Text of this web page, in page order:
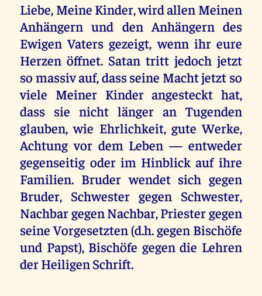
Liebe, Meine Kinder, wird allen Meinen
Anhängern und den Anhängern des
Ewigen Vaters gezeigt, wenn ihr eure
Herzen öffnet. Satan tritt jedoch jetzt
so massiv auf, dass seine Macht jetzt so
viele Meiner Kinder angesteckt hat,
dass sie nicht länger an Tugenden
glauben, wie Ehrlichkeit, gute Werke,
Achtung vor dem Leben — entweder
gegenseitig oder im Hinblick auf ihre
Familien. Bruder wendet sich gegen
Bruder, Schwester gegen Schwester,
Nachbar gegen Nachbar, Priester gegen
seine Vorgesetzten (d.h. gegen Bischöfe
und Papst), Bischöfe gegen die Lehren
der Heiligen Schrift.